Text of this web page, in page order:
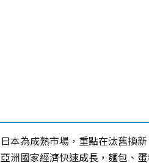
為成熟市場，重點在汰舊換
洲國家經濟快速成長，麵包、